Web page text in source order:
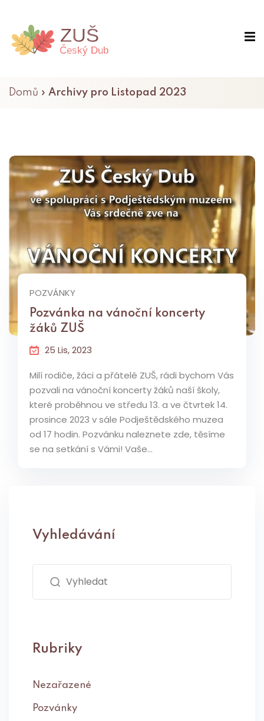
Domů » Archivy pro Listopad 2023
POZVÁNKY
Pozvánka na vánoční koncerty
žáků ZUŠ
25 Lis, 2023
Milí rodiče, žáci a přátelé ZUŠ, rádi bychom Vás
pozvali na vánoční koncerty žáků naší školy,
které proběhnou ve středu 13. a ve čtvrtek 14.
prosince 2023 v sále Podještědského muzea
od 17 hodin. Pozvánku naleznete zde, těsíme
se na setkání s Vámi! Vaše...
Vyhledávání
Rubriky
Nezařazené
Pozvánky